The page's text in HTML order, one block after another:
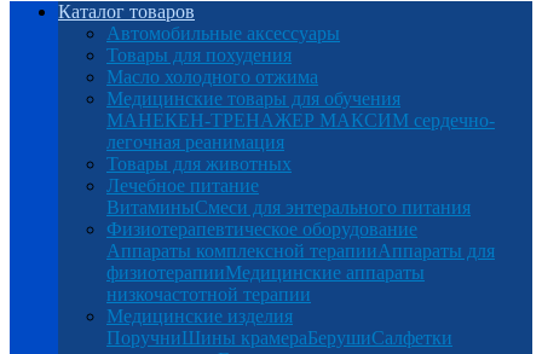
Каталог товаров
Автомобильные аксессуары
Товары для похудения
Масло холодного отжима
Медицинские товары для обучения
МАНЕКЕН-ТРЕНАЖЕР МАКСИМ сердечно-
легочная реанимация
Товары для животных
Лечебное питание
ВитаминыСмеси для энтерального питания
Физиотерапевтическое оборудование
Аппараты комплексной терапииАппараты для
физиотерапииМедицинские аппараты
низкочастотной терапии
Медицинские изделия
ПоручниШины крамераБерушиСалфетки